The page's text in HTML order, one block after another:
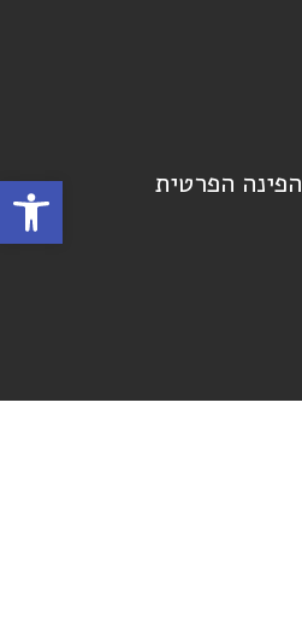
פתח הפינה הפרטית